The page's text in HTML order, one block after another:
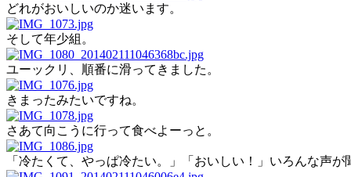
どれがおいしいのか迷います。
そして年少組。
ユーックリ、順番に滑ってきました。
きまったみたいですね。
さあて向こうに行って食べよーっと。
「冷たくて、やっぱ冷たい。」「おいしい！」いろんな声が